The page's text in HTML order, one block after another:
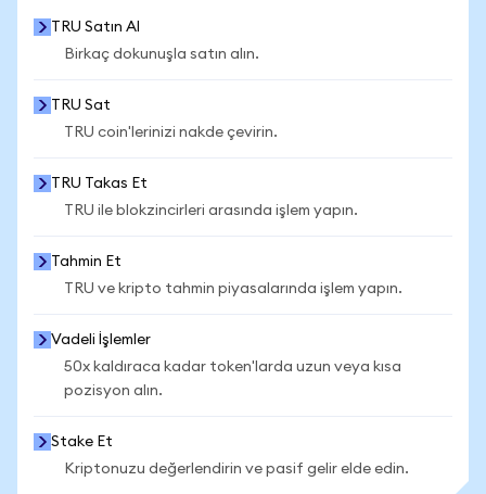
TRU Satın Al
Birkaç dokunuşla satın alın.
TRU Sat
TRU coin'lerinizi nakde çevirin.
TRU Takas Et
TRU ile blokzincirleri arasında işlem yapın.
Tahmin Et
TRU ve kripto tahmin piyasalarında işlem yapın.
Vadeli İşlemler
50x kaldıraca kadar token'larda uzun veya kısa
pozisyon alın.
Stake Et
Kriptonuzu değerlendirin ve pasif gelir elde edin.